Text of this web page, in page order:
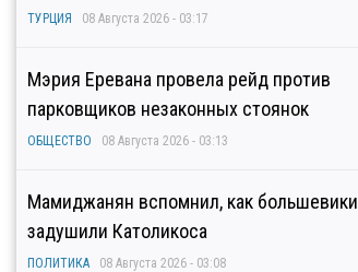
ТУРЦИЯ 08 Августа 2026 - 03:17
Мэрия Еревана провела рейд против
парковщиков незаконных стоянок
ОБЩЕСТВО 08 Августа 2026 - 03:13
Мамиджанян вспомнил, как большевики
задушили Католикоса
ПОЛИТИКА 08 Августа 2026 - 03:08